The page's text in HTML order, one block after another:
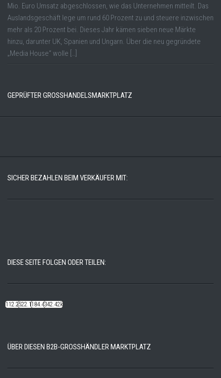
Mio. Euro Umsatz abgeschlossen, wie das Unternehmen mitteilt. Das
Auslandsgeschäft lege um rund 60 Prozent zu und steuere inzwischen
mehr als 20 Prozent bei. Dieses Jahr kämen sieben neue Märkte
hinzu, darunter UK, Spanien und Ungarn. Über die neu gegründete
„Media House“ wolle […]
GEPRÜFTER GROSSHANDELSMARKTPLATZ
SICHER BEZAHLEN BEIM VERKÄUFER MIT:
DIESE SEITE FOLGEN ODER TEILEN:
112.22k522.14k184.48k342.42k
ÜBER DIESEN B2B-GROSSHÄNDLER MARKTPLATZ